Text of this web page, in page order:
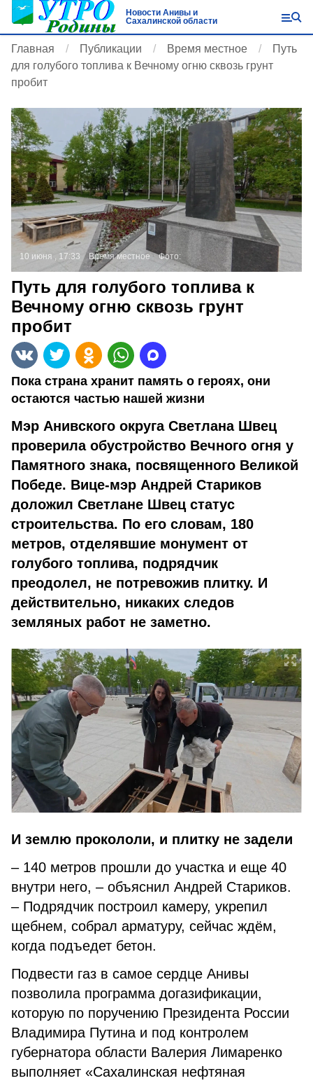
Новости Анивы и
Сахалинской области
Главная Публикации Время местное
Путь
для голубого топлива к Вечному огню сквозь грунт
пробит
10 июня , 17:33 Время местное Фото:
Путь для голубого топлива к
Вечному огню сквозь грунт
пробит
Пока страна хранит память о героях, они
остаются частью нашей жизни
Мэр Анивского округа Светлана Швец
проверила обустройство Вечного огня у
Памятного знака, посвященного Великой
Победе. Вице-мэр Андрей Стариков
доложил Светлане Швец статус
строительства. По его словам, 180
метров, отделявшие монумент от
голубого топлива, подрядчик
преодолел, не потревожив плитку. И
действительно, никаких следов
земляных работ не заметно.
И землю прокололи, и плитку не задели
– 140 метров прошли до участка и еще 40
внутри него, – объяснил Андрей Стариков.
– Подрядчик построил камеру, укрепил
щебнем, собрал арматуру, сейчас ждём,
когда подъедет бетон.
Подвести газ в самое сердце Анивы
позволила программа догазификации,
которую по поручению Президента России
Владимира Путина и под контролем
губернатора области Валерия Лимаренко
выполняет «Сахалин­ская нефтяная